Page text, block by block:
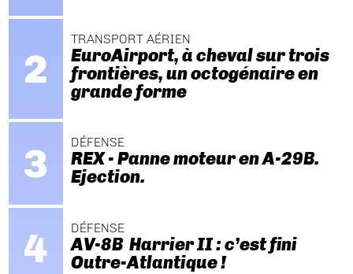
TRANSPORT AÉRIEN
EuroAirport, à cheval sur trois
frontières, un octogénaire en
grande forme
DÉFENSE
REX - Panne moteur en A-29B.
Ejection.
DÉFENSE
AV-8B Harrier II : c’est fini
Outre-Atlantique !